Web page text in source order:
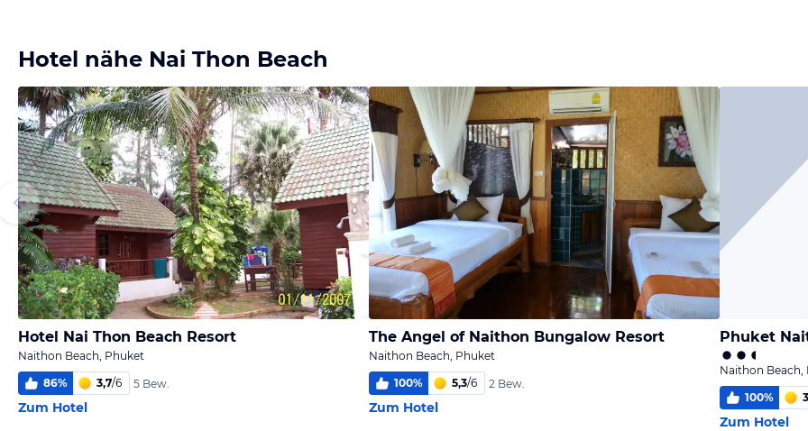
Hotel nähe Nai Thon Beach
Hotel Nai Thon Beach Resort
Naithon Beach, Phuket
86% 3,7/6 5 Bew.
Zum Hotel
The Angel of Naithon Bungalow Resort
Naithon Beach, Phuket
100% 5,3/6 2 Bew.
Zum Hotel
Phuket
Naithon Beach,
100%
Zum Hotel